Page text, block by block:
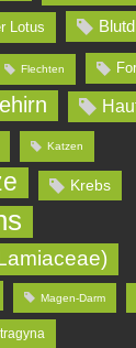
Lotus
Flechten
Katzen
Krebs
Magen-Darm